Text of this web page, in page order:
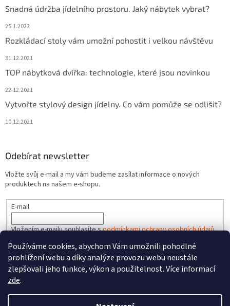
Používáme cookies, abychom Vám umožnili pohodlné
prohlížení webu a díky analýze provozu webu neustále
zlepšovali jeho funkce, výkon a použitelnost. Více informací
zde.
Snadná údržba jídelního prostoru. Jaký nábytek vybrat?
25.1.2022
Rozkládací stoly vám umožní pohostit i velkou návštěvu
31.12.2021
TOP nábytková dvířka: technologie, které jsou novinkou
22.12.2021
Vytvořte stylový design jídelny. Co vám pomůže se odlišit?
10.12.2021
Odebírat newsletter
Vložte svůj e-mail a my vám budeme zasílat informace o nových
produktech na našem e-shopu.
E-mail
Vložením e-mailu souhlasíte spodmínkami ochrany osobních údajů
PŘIHLÁSIT SE